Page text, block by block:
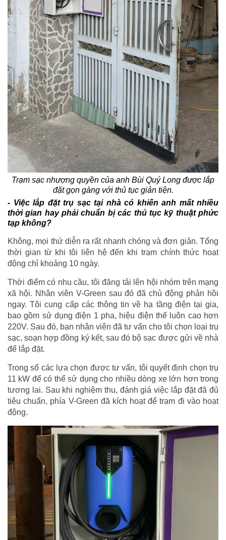
Trạm sạc nhượng quyền của anh Bùi Quý Long được lắp
đặt gọn gàng với thủ tục giản tiện.
- Việc lắp đặt trụ sạc tại nhà có khiến anh mất nhiều
thời gian hayphải chuẩn bịcác thủ tục kỹ thuật phức
tạp không?
Không, mọi thứ diễn ra rất nhanh chóng và đơn giản. Tổng
thời gian từ khi tôi liên hệ đến khi trạm chính thức hoạt
động chỉ khoảng 10 ngày.
Thời điểm có nhu cầu, tôi đăng tải lên hội nhóm trên mạng
xã hội. Nhân viên V-Green sau đó đã chủ động phản hồi
ngay. Tôi cung cấp các thông tin về hạ tầng điện tại gia,
bao gồm sử dụng điện 1 pha, hiệu điện thế luôn cao hơn
220V. Sau đó, bạn nhân viên đã tư vấn cho tôi chọn loại trụ
sạc, soạn hợp đồng ký kết, sau đó bộ sạc được gửi về nhà
để lắp đặt.
Trong số các lựa chọn được tư vấn, tôi quyết định chọn trụ
11 kW để có thể sử dụng cho nhiều dòng xe lớn hơn trong
tương lai. Sau khi nghiệm thu, đánh giá việc lắp đặt đã đủ
tiêu chuẩn, phía V-Green đã kích hoạt để trạm đi vào hoạt
động.